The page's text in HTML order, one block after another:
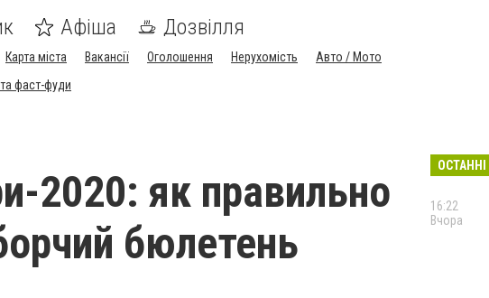
Афіша Дозвілля
Карта міста Вакансії Оголошення Нерухомість
Авто / Мото
та фаст-фуди
2020: як правильно
бюлетень
16:22
Вчора